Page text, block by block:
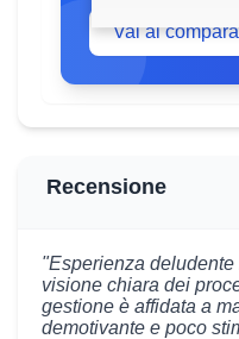
Vai al
Recensione
"Esperienza
visione chiara dei
gestione è affidata a
demotivante e poco